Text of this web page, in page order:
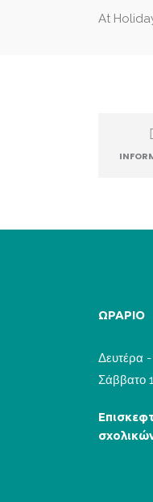
At
ΩΡΑΡΙΟ
Δευτέρα
Σάββατο